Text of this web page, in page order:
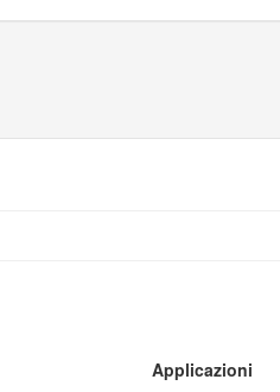
Applicazioni